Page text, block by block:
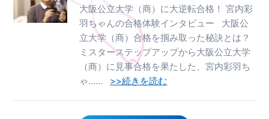
大阪公立大学（商）に大逆転合格！ 宮内彩
羽ちゃんの合格体験インタビュー 大阪公
立大学（商）合格を掴み取った秘訣とは？
ミスターステップアップから大阪公立大学
（商）に見事合格を果たした、宮内彩羽ち
ゃ…… >>続きを読む